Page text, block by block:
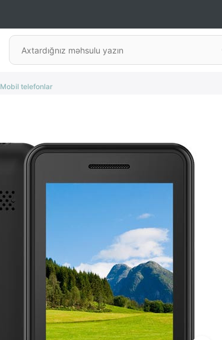
Mobil telefonlar
9.92 AZN x 12 ay
albalikart ilə 12 aya faizsiz ödə!